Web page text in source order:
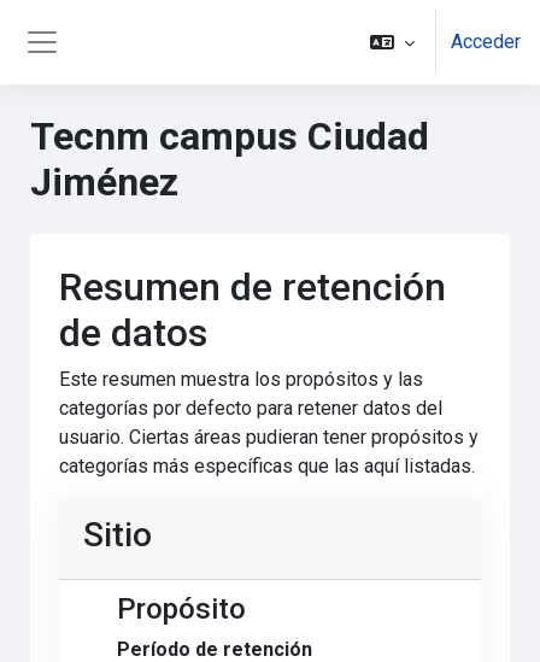
Acceder
Tecnm campus Ciudad
Jiménez
Resumen de retención
de datos
Este resumen muestra los propósitos y las
categorías por defecto para retener datos del
usuario. Ciertas áreas pudieran tener propósitos y
categorías más específicas que las aquí listadas.
Sitio
Propósito
Período de retención